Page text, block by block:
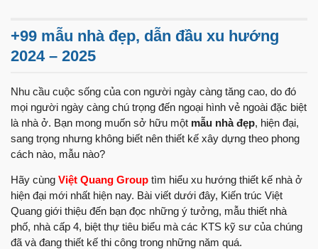
+99 mẫu nhà đẹp, dẫn đầu xu hướng
2024 – 2025
Nhu cầu cuộc sống của con người ngày càng tăng cao, do đó
mọi người ngày càng chú trọng đến ngoại hình vẻ ngoài đặc biệt
là nhà ở. Bạn mong muốn sở hữu một mẫu nhà đẹp, hiện đại,
sang trọng nhưng không biết nên thiết kế xây dựng theo phong
cách nào, mẫu nào?
Hãy cùng Việt Quang Group tìm hiểu xu hướng thiết kế nhà ở
hiện đại mới nhất hiện nay. Bài viết dưới đây, Kiến trúc Việt
Quang giới thiệu đến bạn đọc những ý tưởng, mẫu thiết nhà
phố, nhà cấp 4, biệt thự tiêu biểu mà các KTS kỹ sư của chúng
đã và đang thiết kế thi công trong những năm quá.